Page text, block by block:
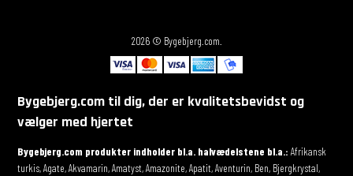
2026 © Bygebjerg.com.
Bygebjerg.com til dig, der er kvalitetsbevidst og
vælger med hjertet
Bygebjerg.com produkter indholder bl.a. halvædelstene bl.a.: Afrikansk
turkis, Agate, Akvamarin, Amatyst, Amazonite, Apatit, Aventurin, Ben, Bjergkrystal,